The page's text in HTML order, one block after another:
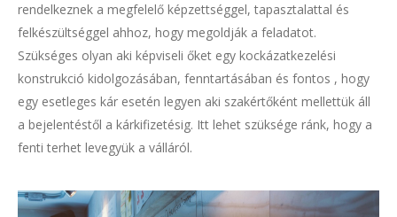
rendelkeznek a megfelelő képzettséggel, tapasztalattal és
felkészültséggel ahhoz, hogy megoldják a feladatot.
Szükséges olyan aki képviseli őket egy kockázatkezelési
konstrukció kidolgozásában, fenntartásában és fontos , hogy
egy esetleges kár esetén legyen aki szakértőként mellettük áll
a bejelentéstől a kárkifizetésig. Itt lehet szüksége ránk, hogy a
fenti terhet levegyük a válláról.